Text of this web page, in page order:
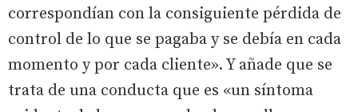
correspondían con la consiguiente pérdida de
control de lo que se pagaba y se debía en cada
momento y por cada cliente». Y añade que se
trata de una conducta que es «un síntoma